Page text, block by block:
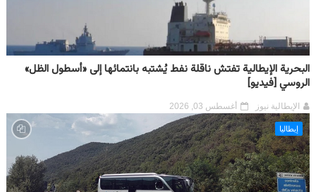
البحرية الإيطالية تفتش ناقلة نفط يُشتبه بانتمائها إلى «أسطول الظل»
الروسي [فيديو]
الإيطالية نيوز أغسطس 03, 2026
إيطاليا